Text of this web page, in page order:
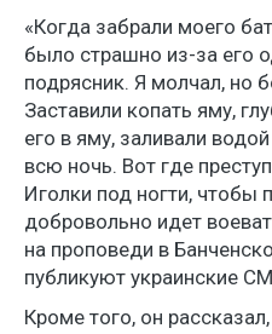
«Когда забрали моего
было страшно из-за его
подрясник. Я молчал, но
Заставили копать яму,
его в яму, заливали
всю ночь. Вот где
Иголки под ногти, чтобы
добровольно идет
на проповеди в
публикуют украинские
Кроме того, он